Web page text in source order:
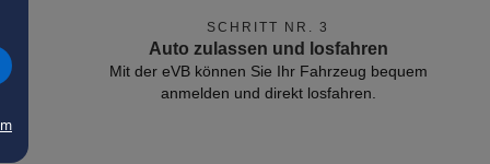
SCHRITT NR. 3
Auto zulassen und losfahren
Mit der eVB können Sie Ihr Fahrzeug bequem
anmelden und direkt losfahren.